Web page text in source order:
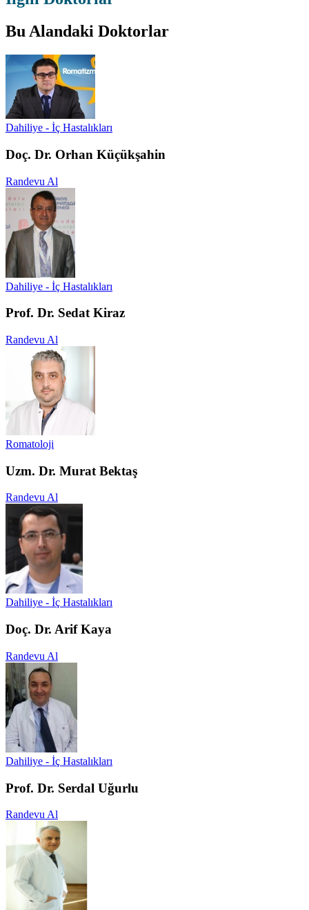
Bu Alandaki Doktorlar
Dahiliye - İç Hastalıkları
Doç. Dr. Orhan Küçükşahin
Randevu Al
Dahiliye - İç Hastalıkları
Prof. Dr. Sedat Kiraz
Randevu Al
Romatoloji
Uzm. Dr. Murat Bektaş
Randevu Al
Dahiliye - İç Hastalıkları
Doç. Dr. Arif Kaya
Randevu Al
Dahiliye - İç Hastalıkları
Prof. Dr. Serdal Uğurlu
Randevu Al